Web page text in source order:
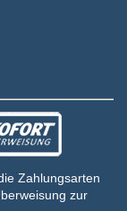
Zahlungsarten
zur